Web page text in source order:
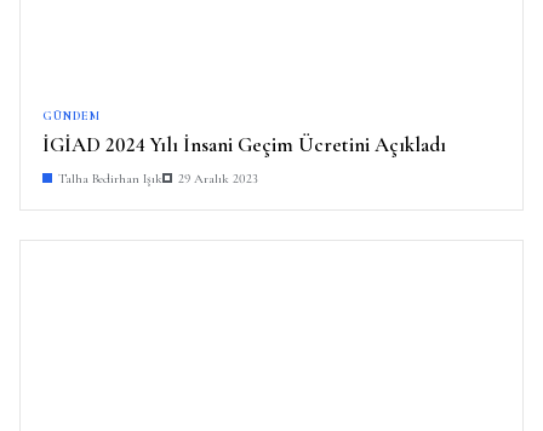
GÜNDEM
İGİAD 2024 Yılı İnsani Geçim Ücretini Açıkladı
Talha Bedirhan Işık 29 Aralık 2023